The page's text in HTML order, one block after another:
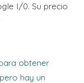
I/0. Su precio
obtener
hay un